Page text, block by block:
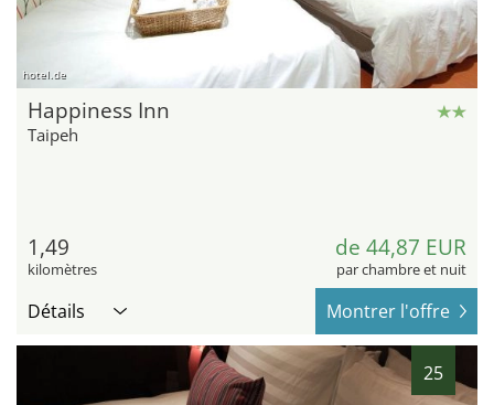
hotel.de
Happiness Inn
Taipeh
1,49
kilomètres
de 44,87 EUR
par chambre et nuit
Détails Montrer l'offre
25